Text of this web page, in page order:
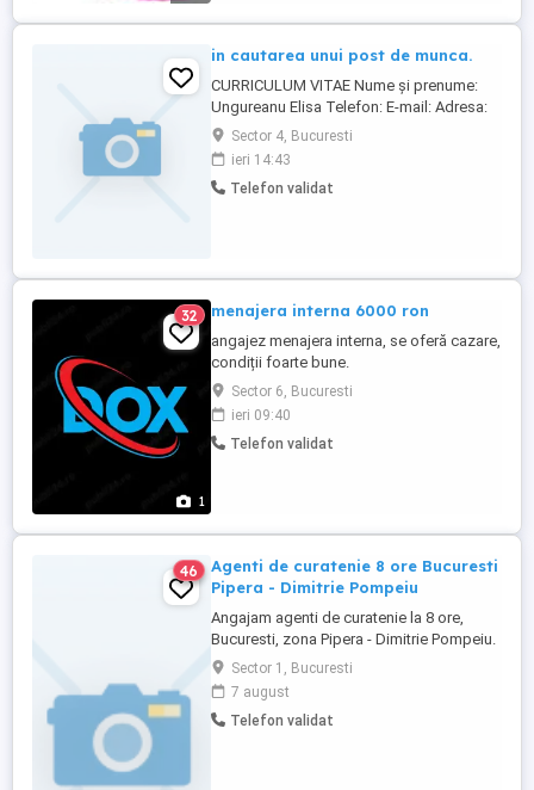
complet Mutari sau rearanjari ...
in cautarea unui post de munca.
CURRICULUM VITAE Nume și prenume:
Ungureanu Elisa Telefon: E-mail: Adresa:
București, România Profil profesional Sunt
o persoană serioasă, responsabilă și
muncitoare, cu peste 18 ani de experiență
profesională acumulată în Suedia. De-a
Sector 4, Bucuresti
ieri 14:43
Telefon validat
1
32 menajera interna 6000 ron
angajez menajera interna, se oferă cazare,
condiții foarte bune.
Sector 6, Bucuresti
ieri 09:40
Telefon validat
46
Agenti de curatenie 8 ore Bucuresti
Pipera - Dimitrie Pompeiu
Angajam agenti de curatenie la 8 ore,
Bucuresti, zona Pipera - Dimitrie Pompeiu.
Contract de munca nedeterminat, 8 ore, de
luni pana vineri, program 8.00-16.00,
salariu motivant, tichete de masa,
abonament pe toate liniile de transport si
Sector 1, Bucuresti
7 august
Telefon validat